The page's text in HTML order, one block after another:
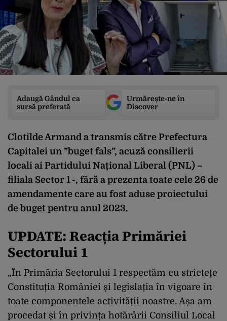
Adaugă Gândul ca
sursă preferată
Urmărește-ne în
Discover
Clotilde Armand a transmis către Prefectura
Capitalei un ”buget fals”, acuză consilierii
locali ai Partidului Național Liberal (PNL) –
filiala Sector 1 -, fără a prezenta toate cele 26 de
amendamente care au fost aduse proiectului
de buget pentru anul 2023.
UPDATE: Reacția Primăriei
Sectorului 1
„În Primăria Sectorului 1 respectăm cu strictețe
Constituția României și legislația în vigoare în
toate componentele activității noastre. Așa am
procedat și în privința hotărârii Consiliul Local